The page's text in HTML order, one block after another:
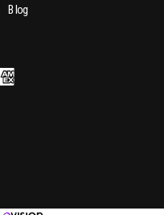
Blog